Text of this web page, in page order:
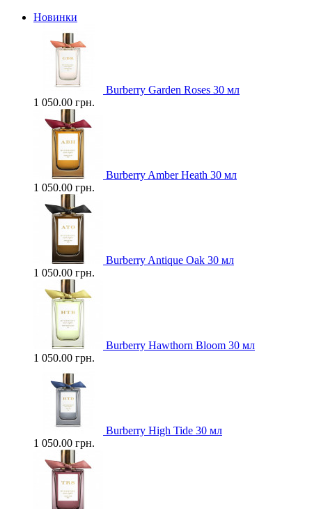
Новинки
Burberry Garden Roses 30 мл
1 050.00 грн.
Burberry Amber Heath 30 мл
1 050.00 грн.
Burberry Antique Oak 30 мл
1 050.00 грн.
Burberry Hawthorn Bloom 30 мл
1 050.00 грн.
Burberry High Tide 30 мл
1 050.00 грн.